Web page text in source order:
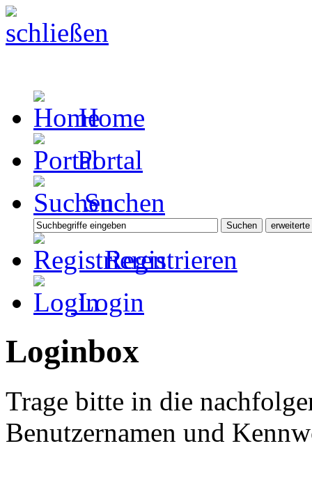
Home
Portal
Suchen
Registrieren
Login
Loginbox
Trage bitte in die
Benutzernamen und